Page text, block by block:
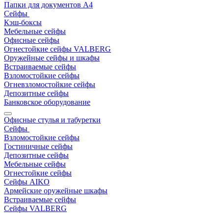
Папки для документов A4
Сейфы
Кэш-боксы
Мебельные сейфы
Офисные сейфы
Огнестойкие сейфы VALBERG
Оружейные сейфы и шкафы
Встраиваемые сейфы
Взломостойкие сейфы
Огневзломостойкие сейфы
Депозитные сейфы
Банковское оборудование
Офисные стулья и табуретки
Сейфы
Взломостойкие сейфы
Гостиничные сейфы
Депозитные сейфы
Мебельные сейфы
Огнестойкие сейфы
Сейфы AIKO
Армейские оружейные шкафы
Встраиваемые сейфы
Сейфы VALBERG